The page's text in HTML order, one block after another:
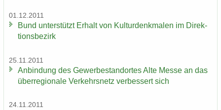
01.12.2011
Bund un­ter­stützt Er­halt von Kul­tur­denk­ma­len im Di­rek­
ti­ons­be­zirk
25.11.2011
An­bin­dung des Ge­wer­be­stand­or­tes Alte Messe an das
über­re­gio­na­le Ver­kehrs­netz ver­bes­sert sich
24.11.2011